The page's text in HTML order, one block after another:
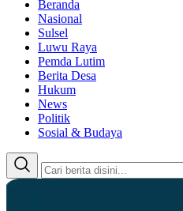
Beranda
Nasional
Sulsel
Luwu Raya
Pemda Lutim
Berita Desa
Hukum
News
Politik
Sosial & Budaya